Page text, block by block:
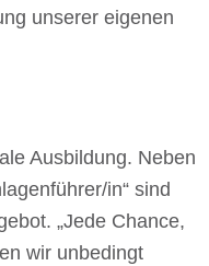
unse­rer eige­nen
Ausbil­dung. Neben
​in“ sind
„Jede Chance,
wir unbe­dingt